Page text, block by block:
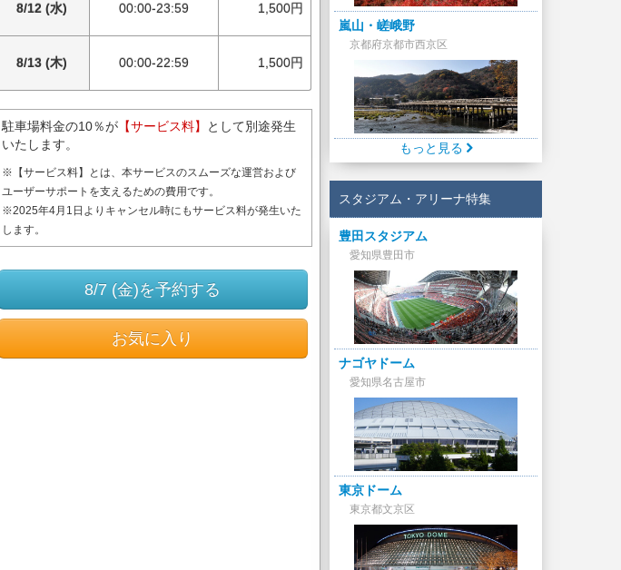
8/12 (水) 00:00-23:59 1,500円
8/13 (木) 00:00-22:59 1,500円
駐車場料金の10％が【サービス料】
として別途発生
いたします。
※【サービス料】とは、本サービスのスムーズな運営および
ユーザーサポートを支えるための費用です。
※2025年4月1日よりキャンセル時にもサービス料が発生いた
します。
8/7 (金)を予約する
お気に入り
嵐山・嵯峨野
京都府京都市西京区
もっと見る
スタジアム・アリーナ特集
豊田スタジアム
愛知県豊田市
ナゴヤドーム
愛知県名古屋市
東京ドーム
東京都文京区